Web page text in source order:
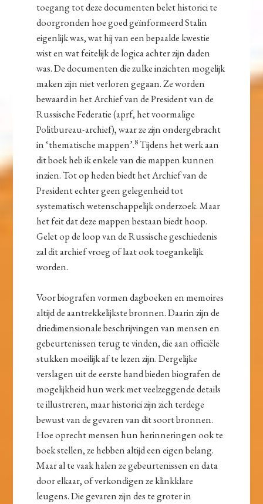
toegang tot deze documenten belet historici te
doorgronden hoe goed geïnformeerd Stalin
eigenlijk was, wat hij van een bepaalde kwestie
wist en wat feitelijk de logica achter zijn daden
was. De documenten die zulke inzichten mogelijk
maken zijn niet verloren gegaan. Ze worden
bewaard in het Archief van de President van de
Russische Federatie (aprf, het voormalige
Politbureau-archief), waar ze zijn ondergebracht
in ‘thematische mappen’.8Tijdens het werk aan
dit boek heb ik enkele van die mappen kunnen
inzien. Tot op heden biedt het Archief van de
President echter geen gelegenheid tot
systematisch wetenschappelijk onderzoek. Maar
het feit dat deze mappen bestaan biedt hoop.
Gelet op de loop van de Russische geschiedenis
zal dit archief vroeg of laat ook toegankelijk
worden.
Voor biografen vormen dagboeken en memoires
altijd de aantrekkelijkste bronnen. Daarin zijn de
driedimensionale beschrijvingen van mensen en
gebeurtenissen terug te vinden, die aan officiële
stukken moeilijk af te lezen zijn. Dergelijke
verslagen uit de eerste hand bieden biografen de
mogelijkheid hun werk met veelzeggende details
te illustreren, maar historici zijn zich terdege
bewust van de gevaren van dit soort bronnen.
Hoe oprecht mensen hun herinneringen ook te
boek stellen, ze hebben altijd een eigen belang.
Maar al te vaak halen ze gebeurtenissen en data
door elkaar, of verkondigen ze klinkklare
leugens. Die gevaren zijn des te groter in